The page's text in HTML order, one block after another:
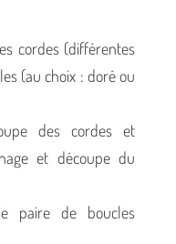
cordes (différentes
(au choix : doré ou
des cordes et
et découpe du
paire de boucles